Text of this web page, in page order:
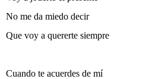
No me da miedo decir
Que voy a quererte siempre
Cuando te acuerdes de mí